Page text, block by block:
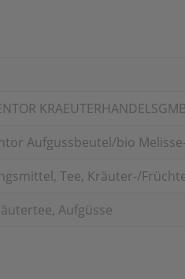
Aufgussbeutel/bio
Tee, Kräuter-/
Aufgüsse